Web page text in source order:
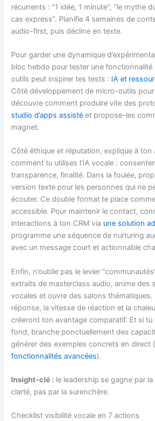
récurrents : “1 idée, 1 minute”, “le mythe
cas express”. Planifie 4 semaines de
audio-first, puis décline en texte.
Pour garder une dynamique
bloc hebdo pour tester une fonctionnalité
outils peut inspirer tes tests : IA et
Côté développement de micro-outils
découvre comment produire vite des
studio d’apps assisté et propose-les
magnet.
Côté éthique et réputation, explique à ton
comment tu utilises l’IA vocale :
transparence, finalité. Dans la foulée,
version texte pour les personnes qui ne
écouter. Ce double format te place
accessible. Pour maintenir le contact,
interactions à ton CRM via une solution
programme une séquence de nurturing
avec un message court et actionnable
Enfin, n’oublie pas le levier
extraits de masterclass audio, anime des
vocales et ouvre des salons thématiques.
réponse, la vitesse de réaction et la
créeront ton avantage comparatif. Et si tu
fond, branche ponctuellement des
générer des exemples concrets en direct (
fonctionnalités avancées).
Insight-clé : le leadership se gagne par la
clarté, pas par la surenchère.
Checklist visibilité vocale en 7 actions